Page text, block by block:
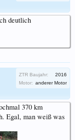
deutlich
ZTR Baujahr:
2016
Motor: anderer Motor
370 km
Egal, man weiß was